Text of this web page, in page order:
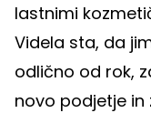
lastnimi
Videla sta, da
odlično od rok,
novo podjetje